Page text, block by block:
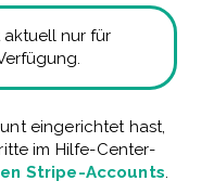
aktuell nur für
eingerichtet hast,
im Hilfe-Center-
Stripe-Accounts.